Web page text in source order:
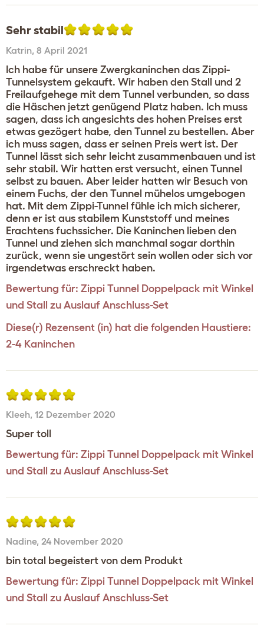
Sehr stabil
Katrin, 8 April 2021
Ich habe für unsere Zwergkaninchen das Zippi-
Tunnelsystem gekauft. Wir haben den Stall und 2
Freilaufgehege mit dem Tunnel verbunden, so dass
die Häschen jetzt genügend Platz haben. Ich muss
sagen, dass ich angesichts des hohen Preises erst
etwas gezögert habe, den Tunnel zu bestellen. Aber
ich muss sagen, dass er seinen Preis wert ist. Der
Tunnel lässt sich sehr leicht zusammenbauen und ist
sehr stabil. Wir hatten erst versucht, einen Tunnel
selbst zu bauen. Aber leider hatten wir Besuch von
einem Fuchs, der den Tunnel mühelos umgebogen
hat. Mit dem Zippi-Tunnel fühle ich mich sicherer,
denn er ist aus stabilem Kunststoff und meines
Erachtens fuchssicher. Die Kaninchen lieben den
Tunnel und ziehen sich manchmal sogar dorthin
zurück, wenn sie ungestört sein wollen oder sich vor
irgendetwas erschreckt haben.
Bewertung für: Zippi Tunnel Doppelpack mit Winkel
und Stall zu Auslauf Anschluss-Set
Diese(r) Rezensent (in) hat die folgenden Haustiere:
2-4 Kaninchen
Kleeh, 12 Dezember 2020
Super toll
Bewertung für: Zippi Tunnel Doppelpack mit Winkel
und Stall zu Auslauf Anschluss-Set
Nadine, 24 November 2020
bin total begeistert von dem Produkt
Bewertung für: Zippi Tunnel Doppelpack mit Winkel
und Stall zu Auslauf Anschluss-Set